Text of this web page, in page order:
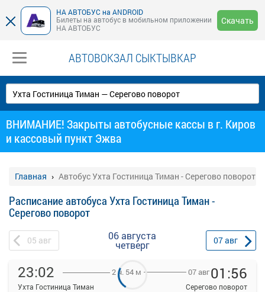
НА АВТОБУС на ANDROID
Билеты на автобус в мобильном приложении
НА АВТОБУС
Скачать
АВТОВОКЗАЛ СЫКТЫВКАР
ВНИМАНИЕ! Закрыты автобусные кассы в г. Киров
и кассовый пункт Эжва
Главная Автобус Ухта Гостиница Тиман - Серегово поворот
Расписание автобуса Ухта Гостиница Тиман -
Серегово поворот
05 авг 06 августа
четверг 07авг
23:02
Ухта Гостиница Тиман
2 ч. 54 м 07 авг01:56
Серегово поворот